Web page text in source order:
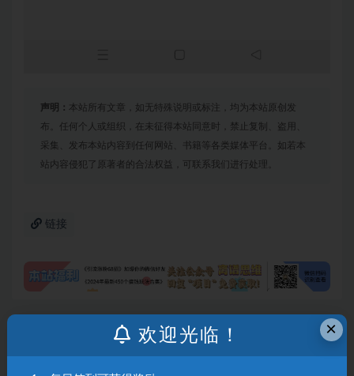
声明： 本站所有文章，如无特殊说明或标注，均为本站原创发
布。任何个人或组织，在未征得本站同意时，禁止复制、盗用、
采集、发布本站内容到任何网站、书籍等各类媒体平台。如若本
站内容侵犯了原著者的合法权益，可联系我们进行处理。
链接
上一篇×
欢迎光临！